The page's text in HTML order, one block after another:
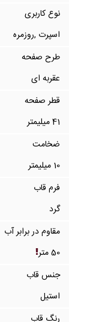
نوع کاربری
اسپرت ,روزمره
طرح صفحه
عقربه ای
قطر صفحه
41 میلیمتر
ضخامت
10 میلیمتر
فرم قاب
گرد
مقاوم در برابر آب
50 متر
جنس قاب
استیل